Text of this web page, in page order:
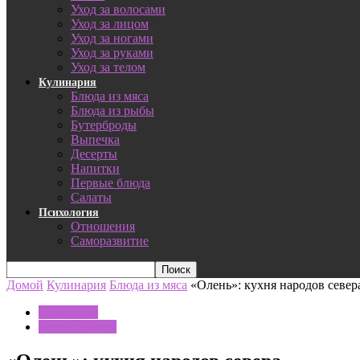
Уход за волосами
Уход за лицом
Уход за ногами
Уход за руками
Уход за телом
Кулинария
Блюда из мяса
Блюда из рыбы
Бутерброды
Выпечка
Десерты
Напитки
Первые блюда
Салаты
Психология
Отношения
Саморазвитие
Домой Кулинария Блюда из мяса «Олень»: кухня народов